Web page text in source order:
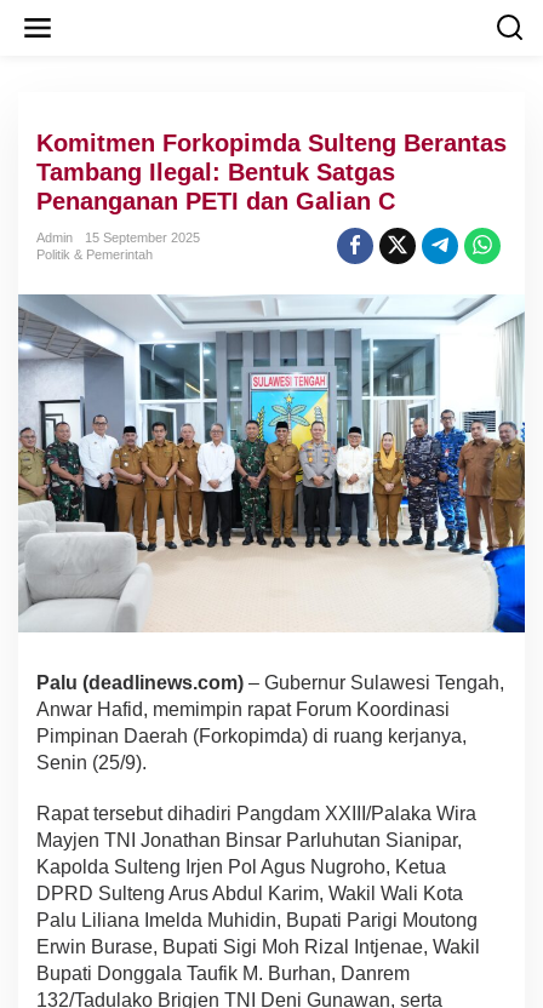
Komitmen Forkopimda Sulteng Berantas
Tambang Ilegal: Bentuk Satgas
Penanganan PETI dan Galian C
Admin
15 September 2025
Politik & Pemerintah
Palu (deadlinews.com) – Gubernur Sulawesi Tengah,
Anwar Hafid, memimpin rapat Forum Koordinasi
Pimpinan Daerah (Forkopimda) di ruang kerjanya,
Senin (25/9).
Rapat tersebut dihadiri Pangdam XXIII/Palaka Wira
Mayjen TNI Jonathan Binsar Parluhutan Sianipar,
Kapolda Sulteng Irjen Pol Agus Nugroho, Ketua
DPRD Sulteng Arus Abdul Karim, Wakil Wali Kota
Palu Liliana Imelda Muhidin, Bupati Parigi Moutong
Erwin Burase, Bupati Sigi Moh Rizal Intjenae, Wakil
Bupati Donggala Taufik M. Burhan, Danrem
132/Tadulako Brigjen TNI Deni Gunawan, serta